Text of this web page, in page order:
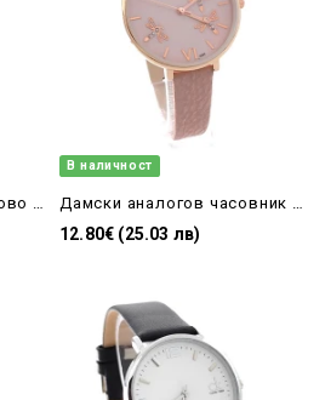
В наличност
12.80€ (25.03 лв)